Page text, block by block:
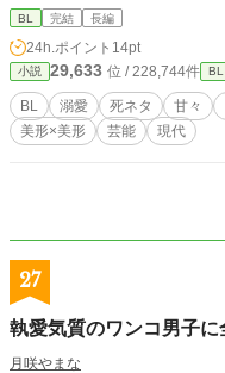
ものを移動。 モデル×(別のモデ
ルにぞっこん美人
BL 完結 長編
24h.ポイント 14pt
小説 29,633 位 / 228,744件 BL
BL 溺愛 死ネタ 甘々
美形×美形
芸能 現代
27
執愛気質のワンコ男子
月咲やまな